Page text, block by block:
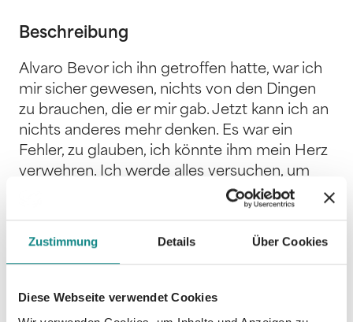
Zustimmung Details Über Cookies
Diese Webseite verwendet Cookies
Beschreibung
Alvaro Bevor ich ihn getroffen hatte, war ich
mir sicher gewesen, nichts von den Dingen
zu brauchen, die er mir gab. Jetzt kann ich an
nichts anderes mehr denken. Es war ein
Fehler, zu glauben, ich könnte ihm mein Herz
verwehren. Ich werde alles versuchen, um
von ihm loszukommen. Mit allen Mitteln.
Denn wenn ich mich ihm weiter nähere, wird
er für immer verloren sein und in den
bodenlosen Abgrund meiner verfluchten
für uns gekämpft. Nun scheint alles verloren.
Obwohl mein Herz erneut brechen wird,